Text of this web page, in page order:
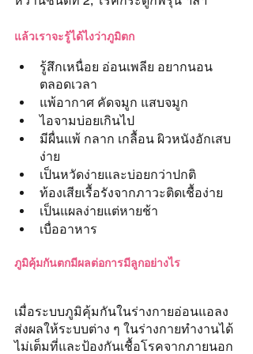
แล้วเราจะรู้ได้ไงว่าภูมิตก
รู้สึกเหนื่อย อ่อนเพลีย อยากนอน
ตลอดเวลา
แพ้อากาศ คัดจมูก แสบจมูก
ไอจามบ่อยเกินไป
มีผื่นแพ้ กลาก เกลื้อน ผิวหนังอักเสบ
ง่าย
เป็นหวัดง่ายและบ่อยกว่าปกติ
ท้องเสียเรื้อรังจากภาวะติดเชื้อง่าย
เป็นแผลง่ายแต่หายช้า
เบื่ออาหาร
ภูมิคุ้มกันตกมีผลต่อการมีลูกอย่างไร
เมื่อระบบภูมิคุ้มกันในร่างกายอ่อนแอลง
ส่งผลให้ระบบต่าง ๆ ในร่างกายทำงานได้
ไม่เต็มที่และป้องกันเชื้อโรคจากภายนอก